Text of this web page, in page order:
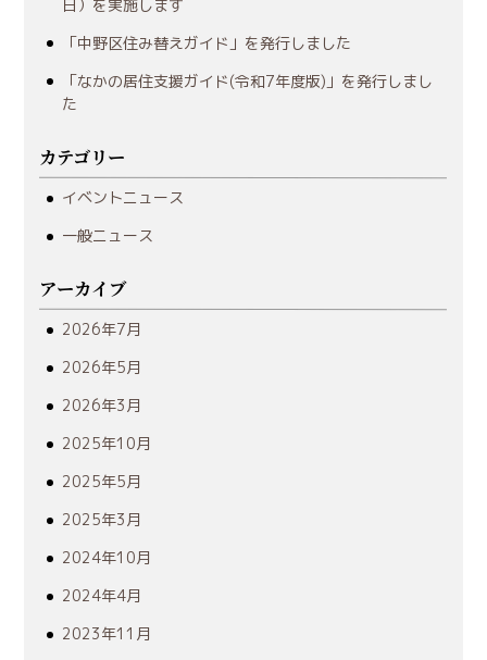
日）を実施します
「中野区住み替えガイド」を発行しました
「なかの居住支援ガイド(令和7年度版)」を発行しまし
た
カテゴリー
イベントニュース
一般ニュース
アーカイブ
2026年7月
2026年5月
2026年3月
2025年10月
2025年5月
2025年3月
2024年10月
2024年4月
2023年11月